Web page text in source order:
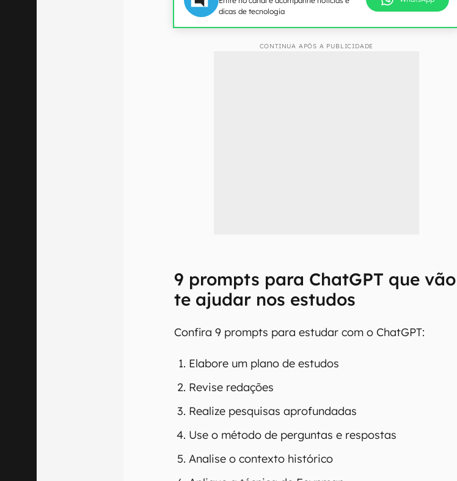
dicas de tecnologia
CONTINUA APÓS A PUBLICIDADE
9 prompts para ChatGPT que vão
te ajudar nos estudos
Confira 9 prompts para estudar com o ChatGPT:
Elabore um plano de estudos
Revise redações
Realize pesquisas aprofundadas
Use o método de perguntas e respostas
Analise o contexto histórico